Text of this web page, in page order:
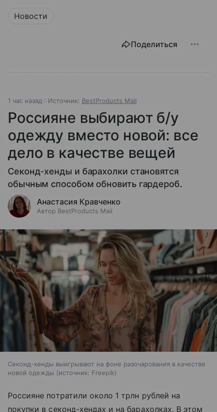
Новости
Поделиться
1 час назад Источник: BestProducts Mail
Россияне выбирают б/у
одежду вместо новой: все
дело в качестве вещей
Секонд-хенды и барахолки становятся
обычным способом обновить гардероб.
Анастасия Кравченко
Автор BestProducts Mail
Секонд-хенды выигрывают на фоне разочарования в качестве
новой одежды
источник: Freepik
Россияне потратили около 1 трлн рублей на
покупки в секонд-хендах и на барахолках. В этом